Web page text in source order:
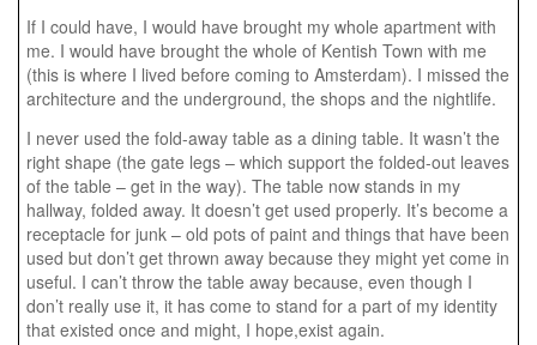
If I could have, I would have brought my whole apartment with
me. I would have brought the whole of Kentish Town with me
(this is where I lived before coming to Amsterdam). I missed the
architecture and the underground, the shops and the nightlife.
I never used the fold-away table as a dining table. It wasn’t the
right shape (the gate legs – which support the folded-out leaves
of the table – get in the way). The table now stands in my
hallway, folded away. It doesn’t get used properly. It’s become a
receptacle for junk – old pots of paint and things that have been
used but don’t get thrown away because they might yet come in
useful. I can’t throw the table away because, even though I
don’t really use it, it has come to stand for a part of my identity
that existed once and might, I hope,exist again.